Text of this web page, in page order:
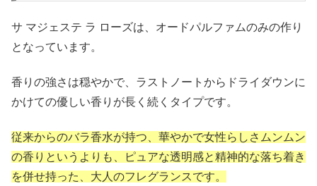
サ マジェステ ラ ローズは、オードパルファムのみの作り
となっています。
香りの強さは穏やかで、ラストノートからドライダウンに
かけての優しい香りが長く続くタイプです。
従来からのバラ香水が持つ、華やかで女性らしさムンムン
の香りというよりも、ピュアな透明感と精神的な落ち着き
を併せ持った、大人のフレグランスです。